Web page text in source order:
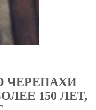
ЧЕРЕПАХИ
150 ЛЕТ,